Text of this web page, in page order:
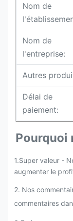
Nom de
Nom de
l'entreprise:
Autres
Délai de
paiement:
Pourquoi
1.Super valeur -
augmenter le
2. Nos
commentaires